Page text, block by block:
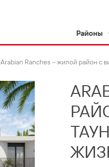
Районы
Arabian Ranches – жилой район с